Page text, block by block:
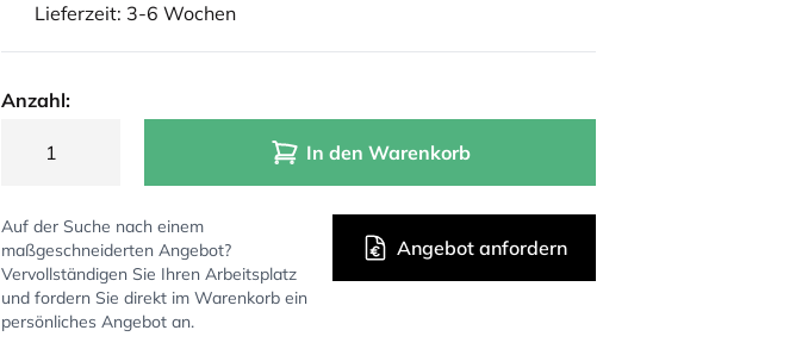
Lieferzeit: 3-6 Wochen
Anzahl:
In den Warenkorb
Auf der Suche nach einem
maßgeschneiderten Angebot?
Vervollständigen Sie Ihren Arbeitsplatz
und fordern Sie direkt im Warenkorb ein
persönliches Angebot an.
Angebot anfordern